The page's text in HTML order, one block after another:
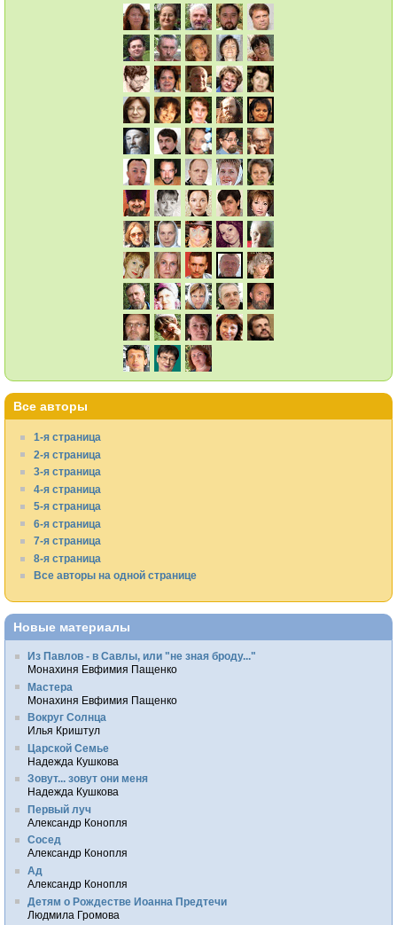
Все авторы
1-я страница
2-я страница
3-я страница
4-я страница
5-я страница
6-я страница
7-я страница
8-я страница
Все авторы на одной странице
Новые материалы
Из Павлов - в Савлы, или "не зная броду..."
Монахиня Евфимия Пащенко
Мастера
Монахиня Евфимия Пащенко
Вокруг Солнца
Илья Криштул
Царской Семье
Надежда Кушкова
Зовут... зовут они меня
Надежда Кушкова
Первый луч
Александр Конопля
Сосед
Александр Конопля
Ад
Александр Конопля
Детям о Рождестве Иоанна Предтечи
Людмила Громова